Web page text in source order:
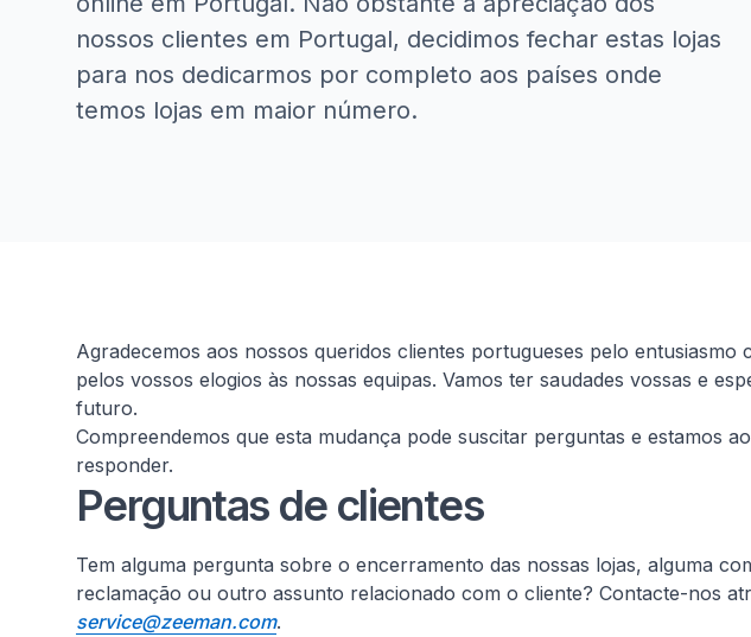
nossos clientes em Portugal, decidimos fechar estas lojas
para nos dedicarmos por completo aos países onde
temos lojas em maior número.
Homepage
Agradecemos aos nossos queridos clientes portugueses pelo entusiasmo
pelos vossos elogios às nossas equipas. Vamos ter saudades vossas e
futuro.
Compreendemos que esta mudança pode suscitar perguntas e estamos
responder.
Perguntas de clientes
Tem alguma pergunta sobre o encerramento das nossas lojas, alguma
reclamação ou outro assunto relacionado com o cliente? Contacte-nos
service@zeeman.com.